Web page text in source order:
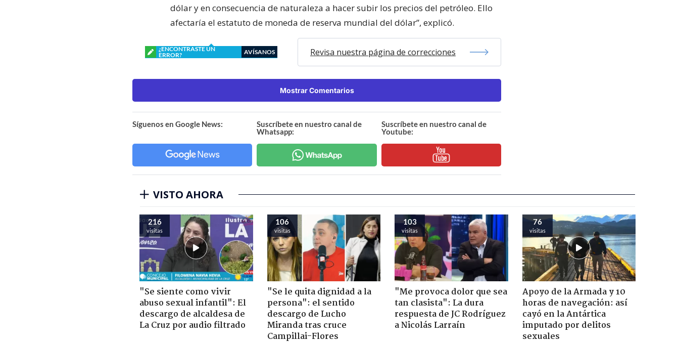
dólar y en consecuencia de naturaleza a hacer subir los precios del petróleo. Ello
afectaría el estatuto de moneda de reserva mundial del dólar”, explicó.
¿ENCONTRASTE UN
ERROR?
AVÍSANOS Revisa nuestra página de correcciones
Mostrar Comentarios
Síguenos en Google News:
Suscríbete en nuestro canal de
Whatsapp:
Suscríbete en nuestro canal de
Youtube:
VISTO AHORA
216
visitas
"Se siente como vivir
abuso sexual infantil": El
descargo de alcaldesa de
La Cruz por audio filtrado
106
visitas
"Se le quita dignidad a la
persona": el sentido
descargo de Lucho
Miranda tras cruce
Campillai-Flores
103
visitas
"Me provoca dolor que sea
tan clasista": La dura
respuesta de JC Rodríguez
a Nicolás Larraín
76
visitas
Apoyo de la Armada y 10
horas de navegación: así
cayó en la Antártica
imputado por delitos
sexuales